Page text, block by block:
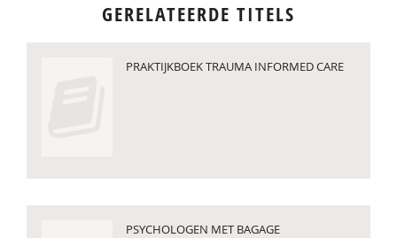
GERELATEERDE TITELS
PRAKTIJKBOEK TRAUMA INFORMED CARE
PSYCHOLOGEN MET BAGAGE